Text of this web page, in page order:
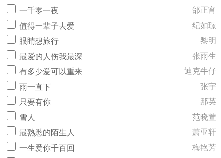
一千零一夜
邰正宵
值得一辈子去爱
纪如璟
眼睛想旅行
黎明
最爱的人伤我最深
张雨生
有多少爱可以重来
迪克牛仔
雨一直下
张宇
只要有你
那英
雪人
范晓萱
最熟悉的陌生人
萧亚轩
一生爱你千百回
梅艳芳